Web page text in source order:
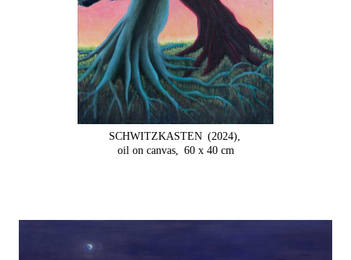
SCHWITZKASTEN (2024),
oil on canvas,
60 x 40 cm